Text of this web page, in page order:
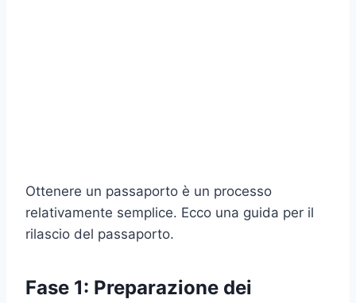
Ottenere un passaporto è un processo
relativamente semplice. Ecco una guida per il
rilascio del passaporto.
Fase 1: Preparazione dei